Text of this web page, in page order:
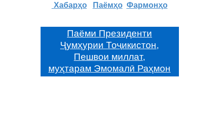
Хабарҳо Паёмҳо Фармонҳо
Паёми Президенти
Ҷумҳурии Тоҷикистон,
Пешвои миллат,
муҳтарам Эмомалӣ Раҳмон